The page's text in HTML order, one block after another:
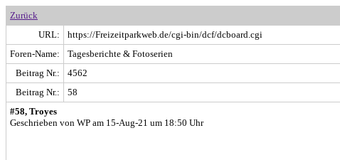
Zurück
URL:
https://Freizeitparkweb.de/cgi-bin/dcf/dcboard.cgi
Foren-Name:
Tagesberichte & Fotoserien
Beitrag Nr.:
4562
Beitrag Nr.:
58
#58, Troyes
Geschrieben von WP am 15-Aug-21 um 18:50 Uhr